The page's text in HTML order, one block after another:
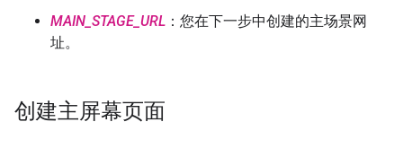
MAIN_STAGE_URL ：您在下一步中创建的主场景网
址。
创建主屏幕页面